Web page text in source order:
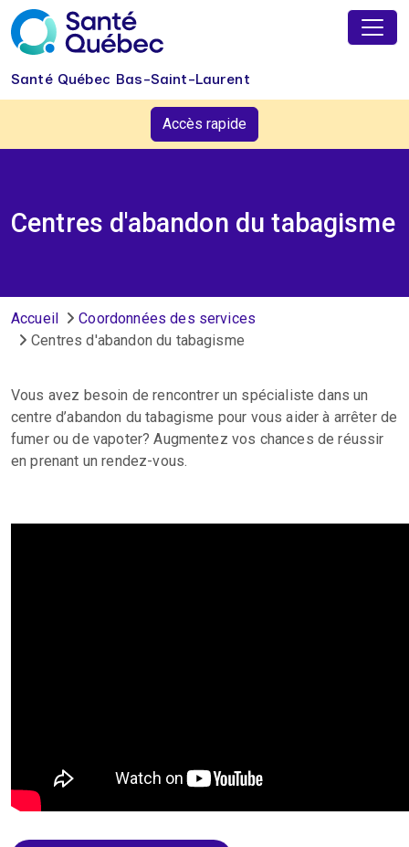
Aller au contenu principal
Santé Québec Bas-Saint-Laurent
Accès rapide
Centres d'abandon du tabagisme
Fil d'Ariane
Accueil
Coordonnées des services
Centres d'abandon du tabagisme
Vous avez besoin de rencontrer un spécialiste dans un
centre d’abandon du tabagisme pour vous aider à arrêter de
fumer ou de vapoter? Augmentez vos chances de réussir
en prenant un rendez-vous.